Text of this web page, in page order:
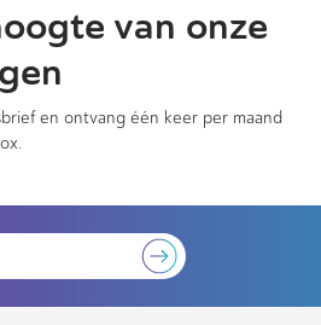
van onze
en ontvang één keer per maand